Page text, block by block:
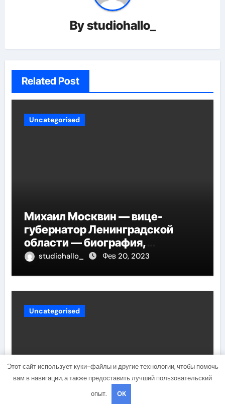
Bystudiohallo_
Related Post
Uncategorised
Михаил Москвин — вице-
губернатор Ленинградской
области — биография,
достижения и вклад в развитие
studiohallo_ Фев 20, 2023
Uncategorised
Этот сайт использует куки-файлы и другие технологии, чтобы помочь
вам в навигации, а также предоставить лучший пользовательский
опыт.
OK